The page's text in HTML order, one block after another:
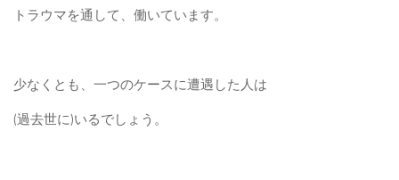
トラウマを通して、働いています。
少なくとも、一つのケースに遭遇した人は
(過去世に)いるでしょう。